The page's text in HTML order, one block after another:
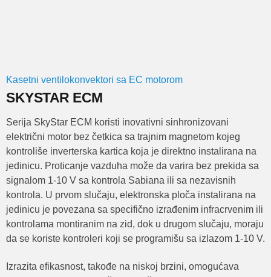
Kasetni ventilokonvektori sa EC motorom
SKYSTAR ECM
Serija SkyStar ECM koristi inovativni sinhronizovani
električni motor bez četkica sa trajnim magnetom kojeg
kontroliše inverterska kartica koja je direktno instalirana na
jedinicu. Proticanje vazduha može da varira bez prekida sa
signalom 1-10 V sa kontrola Sabiana ili sa nezavisnih
kontrola. U prvom slučaju, elektronska ploča instalirana na
jedinicu je povezana sa specifično izrađenim infracrvenim ili
kontrolama montiranim na zid, dok u drugom slučaju, moraju
da se koriste kontroleri koji se programišu sa izlazom 1-10 V.
Izrazita efikasnost, takođe na niskoj brzini, omogućava